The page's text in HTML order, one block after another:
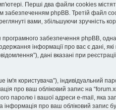
Перші два файли cookies
забезпеченням phpBB. Третій файл
вами, збільшуючи зручність
забезпечення phpBB,
інформації про вас є дані,
дані вказані при
користувача”), індивідуальний
про ваш обліковий запис на
паролю і вашої адреси e-mail, яка
про ваш обліковий запис